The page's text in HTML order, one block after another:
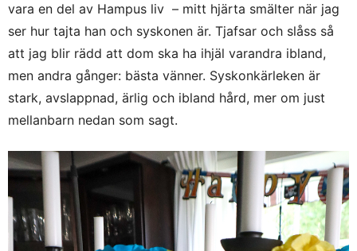
vara en del av Hampus liv – mitt hjärta smälter när jag
ser hur tajta han och syskonen är. Tjafsar och slåss så
att jag blir rädd att dom ska ha ihjäl varandra ibland,
men andra gånger: bästa vänner. Syskonkärleken är
stark, avslappnad, ärlig och ibland hård, mer om just
mellanbarn nedan som sagt.